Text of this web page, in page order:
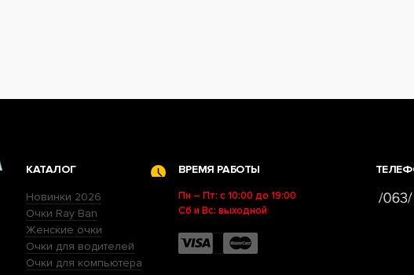
КАТАЛОГ
Новинки 2026
Очки Ray Ban
Женские очки
Очки для водителей
Очки для компьютера
ВРЕМЯ РАБОТЫ
Пн – Пт: с 10:00 до 19:00
Сб и Вс: выходной